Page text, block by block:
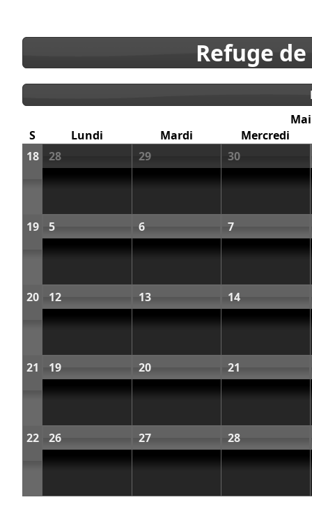
Refuge
Mai
S
Lundi Mardi
Mercredi
18
28 29 30
19 5 6 7
20 12 13 14
21 19 20 21
22 26 27 28